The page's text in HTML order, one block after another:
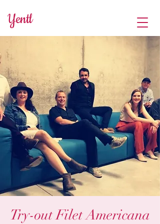
Yentl
Try-out Filet Americana